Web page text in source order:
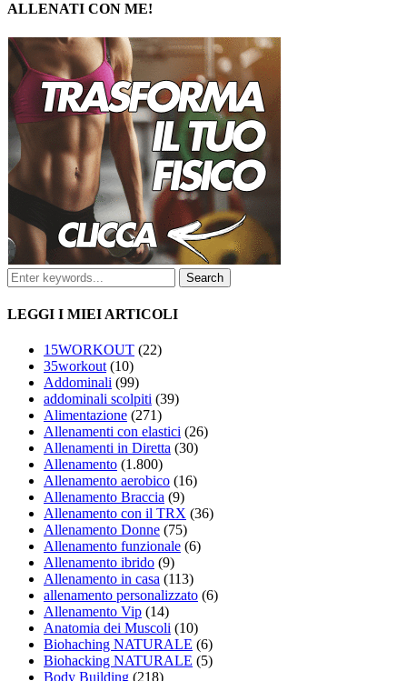
ALLENATI CON ME!
LEGGI I MIEI ARTICOLI
15WORKOUT (22)
35workout (10)
Addominali (99)
addominali scolpiti (39)
Alimentazione (271)
Allenamenti con elastici (26)
Allenamenti in Diretta (30)
Allenamento (1.800)
Allenamento aerobico (16)
Allenamento Braccia (9)
Allenamento con il TRX (36)
Allenamento Donne (75)
Allenamento funzionale (6)
Allenamento ibrido (9)
Allenamento in casa (113)
allenamento personalizzato (6)
Allenamento Vip (14)
Anatomia dei Muscoli (10)
Biohaching NATURALE (6)
Biohacking NATURALE (5)
Body Building (218)